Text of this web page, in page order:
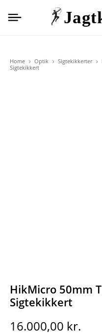
Home Optik Sigtekikkerter
Sigtekikkert
HikMicro 50mm
Sigtekikkert
16.000,00 kr.